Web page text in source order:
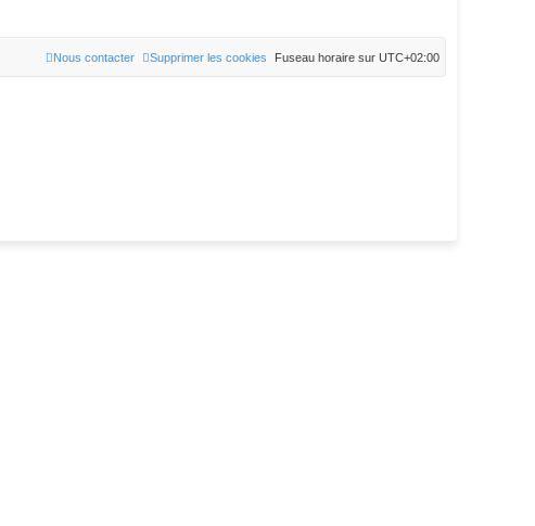
Fuseau horaire sur UTC+02:00
Supprimer les cookies
Nous contacter